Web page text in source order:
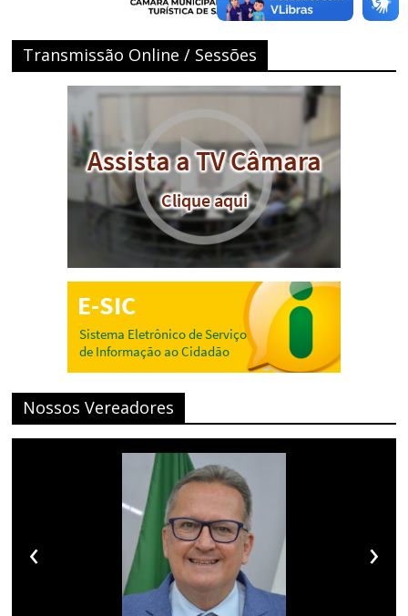
Transmissão Online / Sessões
Nossos Vereadores
‹ ›